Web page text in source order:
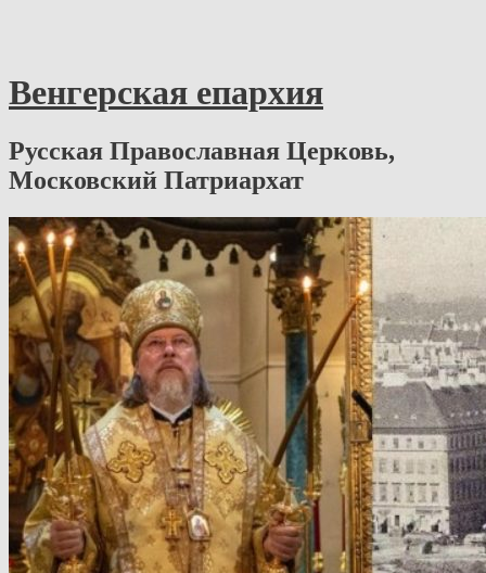
Венгерская епархия
Русская Православная Церковь,
Московский Патриархат